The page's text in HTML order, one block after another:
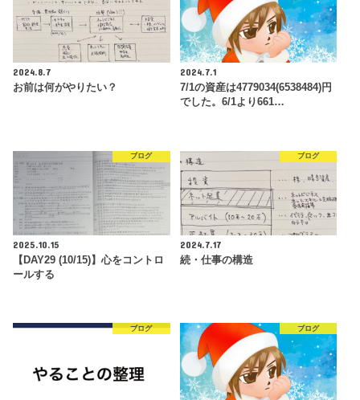
2024.8.7
お前は何がやりたい？
2024.7.1
7/1の資産は4779034(6538484)円
でした。6/1より661…
ブログ
2025.10.15
【DAY29 (10/15)】心をコントロ
ールする
ブログ
2024.7.17
続・仕事の構造
ブログ ブログ